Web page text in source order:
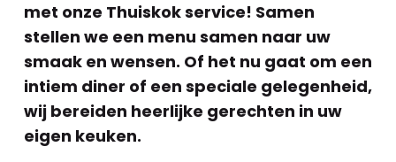
met onze Thuiskok service! Samen
stellen we een menu samen naar uw
smaak en wensen. Of het nu gaat om een
​​intiem diner of een speciale gelegenheid,
wij bereiden heerlijke gerechten in uw
eigen keuken.